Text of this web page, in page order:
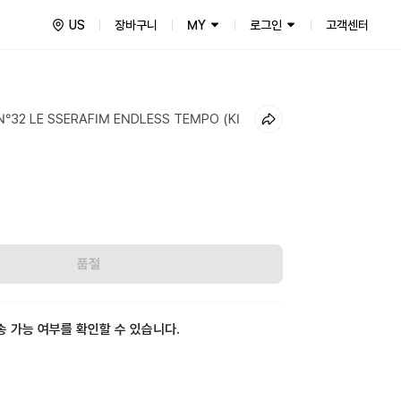
US 장바구니 MY 로그인 고객센터
LE SSERAFIM ENDLESS TEMPO (KI
품절
가능 여부를 확인할 수 있습니다.